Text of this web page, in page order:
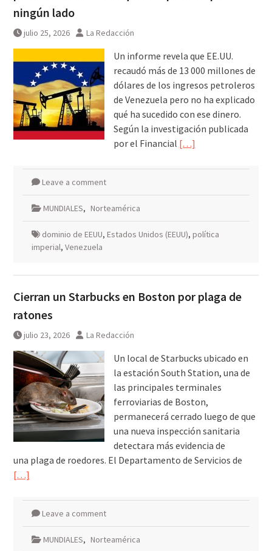
agosto
ningún lado
julio 25, 2026 La Redacción
Un informe revela que EE.UU.
recaudó más de 13 000 millones de
dólares de los ingresos petroleros
de Venezuela pero no ha explicado
qué ha sucedido con ese dinero.
Según la investigación publicada
por el Financial […]
Leave a comment
MUNDIALES, Norteamérica
dominio de EEUU, Estados Unidos (EEUU), política
imperial, Venezuela
Cierran un Starbucks en Boston por plaga de
ratones
julio 23, 2026 La Redacción
Un local de Starbucks ubicado en
la estación South Station, una de
las principales terminales
ferroviarias de Boston,
permanecerá cerrado luego de que
una nueva inspección sanitaria
detectara más evidencia de
una plaga de roedores. El Departamento de Servicios de
[…]
Leave a comment
MUNDIALES, Norteamérica